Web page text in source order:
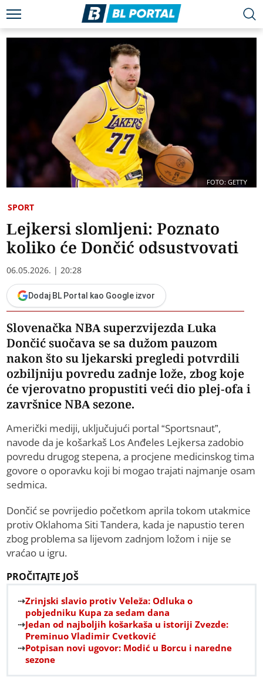
FOTO: GETTY
SPORT
Lejkersi slomljeni: Poznato
koliko će Dončić odsustvovati
06.05.2026. | 20:28
Dodaj BL Portal kao Google izvor
Slovenačka NBA superzvijezda Luka
Dončić suočava se sa dužom pauzom
nakon što su ljekarski pregledi potvrdili
ozbiljniju povredu zadnje lože, zbog koje
će vjerovatno propustiti veći dio plej-ofa i
završnice NBA sezone.
Američki mediji, uključujući portal “Sportsnaut”,
navode da je košarkaš Los Anđeles Lejkersa zadobio
povredu drugog stepena, a procjene medicinskog tima
govore o oporavku koji bi mogao trajati najmanje osam
sedmica.
Dončić se povrijedio početkom aprila tokom utakmice
protiv Oklahoma Siti Tandera, kada je napustio teren
zbog problema sa lijevom zadnjom ložom i nije se
vraćao u igru.
PROČITAJTE JOŠ
Zrinjski slavio protiv Veleža: Odluka o
pobjedniku Kupa za sedam dana
Jedan od najboljih košarkaša u istoriji Zvezde:
Preminuo Vladimir Cvetković
Potpisan novi ugovor: Modić u Borcu i naredne
sezone